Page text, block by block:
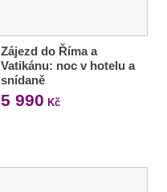
Zájezd do Říma a
Vatikánu: noc v hotelu a
snídaně
5 990 Kč